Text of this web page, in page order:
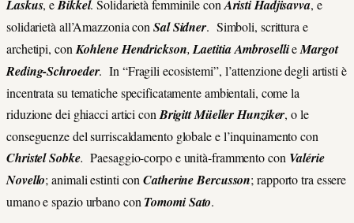
Laskus, eBikkel. Solidarietà femminile conAristi Hadjisavva, e
solidarietà all’Amazzonia conSal Sidner. Simboli, scrittura e
archetipi, conKohlene Hendrickson, Laetitia AmbrosellieMargot
Reding-Schroeder. In “Fragili ecosistemi”, l’attenzione degli artisti è
incentrata su tematiche specificatamente ambientali, come la
riduzione dei ghiacci artici conBrigitt Müeller Hunziker, o le
conseguenze del surriscaldamento globale e l’inquinamento con
Christel Sobke. Paesaggio-corpo e unità-frammento con Valérie
Novello; animali estinti conCatherine Bercusson; rapporto tra essere
umano e spazio urbano conTomomi Sato.